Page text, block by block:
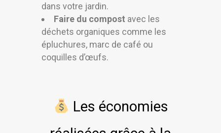
dans votre jardin.
Faire du compost avec les
déchets organiques comme les
épluchures, marc de café ou
coquilles d’œufs.
Les économies